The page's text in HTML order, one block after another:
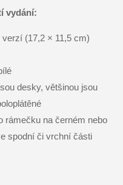
vydání:
(17,2 × 11,5 cm)
desky, většinou jsou
rámečku na černém nebo
spodní či vrchní části